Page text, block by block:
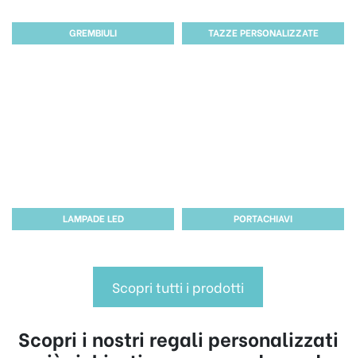
GREMBIULI TAZZE PERSONALIZZATE
LAMPADE LED PORTACHIAVI
Scopri tutti i prodotti
Scopri i nostri regali personalizzati